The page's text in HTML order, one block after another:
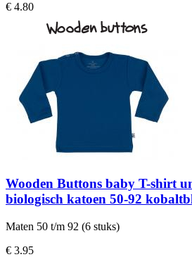
€ 4.80
Wooden Buttons baby T-shirt
biologisch katoen 50-92
Maten 50 t/m 92 (6 stuks)
€ 3.95